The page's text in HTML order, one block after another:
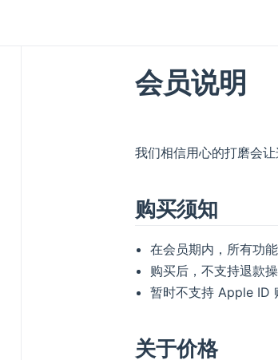
会员说明
我们相信用心的打磨会
购买须知
在会员期内，所有功
购买后，不支持退款
暂时不支持 Apple ID
关于价格